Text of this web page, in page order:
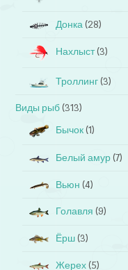
Донка (28)
Нахлыст(3)
Троллинг (3)
Виды рыб (313)
Бычок (1)
Белый амур (7)
Вьюн (4)
Голавля (9)
Ёрш (3)
Жерех (5)